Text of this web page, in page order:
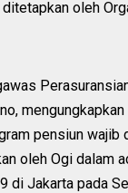
oleh
pensiun wajib
oleh Ogi dalam
di Jakarta pada